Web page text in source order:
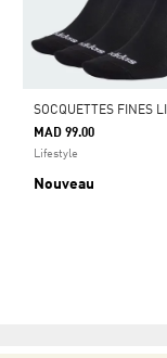
MAD 99.00
Lifestyle
Nouveau